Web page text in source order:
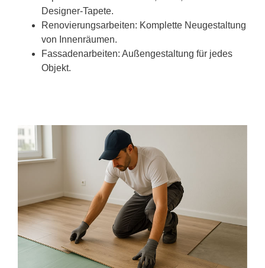
Designer-Tapete.
Renovierungsarbeiten: Komplette Neugestaltung
von Innenräumen.
Fassadenarbeiten: Außengestaltung für jedes
Objekt.